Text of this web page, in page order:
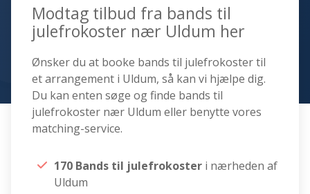
Modtag tilbud fra bands til
julefrokoster nær Uldum her
Ønsker du at booke bands til julefrokoster til
et arrangement i Uldum, så kan vi hjælpe dig.
Du kan enten søge og finde bands til
julefrokoster nær Uldum eller benytte vores
matching-service.
170 Bands til julefrokoster i nærheden af
Uldum